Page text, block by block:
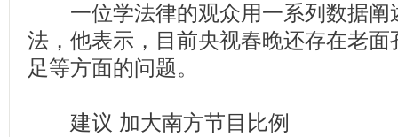
一位学法律的观众用一系列数据阐
法，他表示，目前央视春晚还存在老
足等方面的问题。
建议 加大南方节目比例